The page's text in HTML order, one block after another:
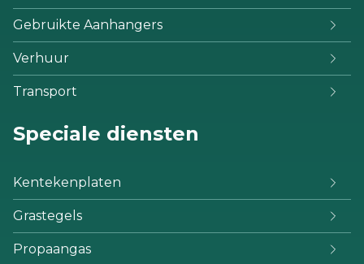
Gebruikte Aanhangers
Verhuur
Transport
Speciale diensten
Kentekenplaten
Grastegels
Propaangas